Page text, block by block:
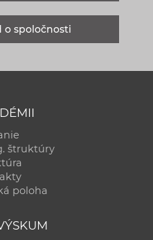
o spoločnosti
štruktúry
poloha